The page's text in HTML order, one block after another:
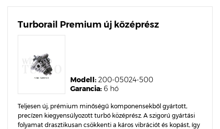
Turborail Premium új középrész
Garancia: 6 hó
Modell: 200-05024-500
Teljesen új, prémium minőségű komponensekből gyártott,
precízen kiegyensúlyozott turbó középrész. A szigorú gyártási
folyamat drasztikusan csökkenti a káros vibrációt és kopást, így